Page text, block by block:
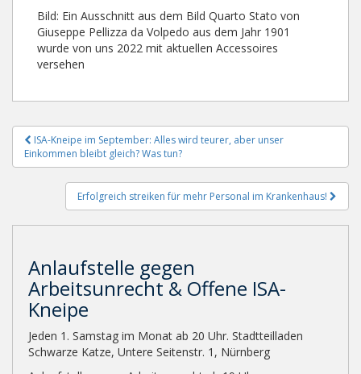
Bild: Ein Ausschnitt aus dem Bild Quarto Stato von
Giuseppe Pellizza da Volpedo aus dem Jahr 1901
wurde von uns 2022 mit aktuellen Accessoires
versehen
Beitragsnavigation
ISA-Kneipe im September: Alles wird teurer, aber unser
Einkommen bleibt gleich? Was tun?
Erfolgreich streiken für mehr Personal im Krankenhaus!
Anlaufstelle gegen
Arbeitsunrecht & Offene ISA-
Kneipe
Jeden 1. Samstag im Monat ab 20 Uhr. Stadtteilladen
Schwarze Katze, Untere Seitenstr. 1, Nürnberg